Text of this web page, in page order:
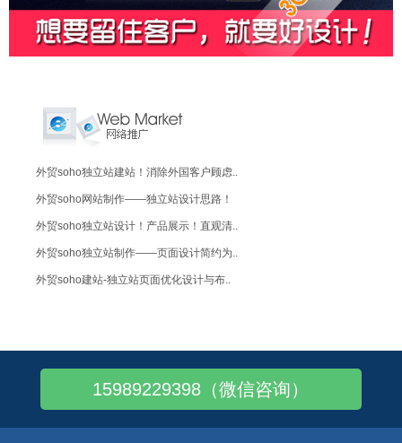
外贸soho独立站建站！消除外国客户顾虑..
外贸soho网站制作——独立站设计思路！
外贸soho独立站设计！产品展示！直观清..
外贸soho独立站制作——页面设计简约为..
外贸soho建站-独立站页面优化设计与布..
外贸soho网站设计——界面设计简约!
15989229398（微信咨询）